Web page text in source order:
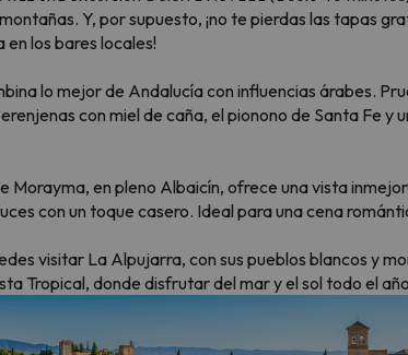
Y, por supuesto, ¡no te pierdas las tapas
los bares locales!
lo mejor de Andalucía con influencias árabes.
con miel de caña, el pionono de Santa Fe y
Morayma, en pleno Albaicín, ofrece una vista
con un toque casero. Ideal para una cena
visitar La Alpujarra, con sus pueblos blancos y
Tropical, donde disfrutar del mar y el sol todo el